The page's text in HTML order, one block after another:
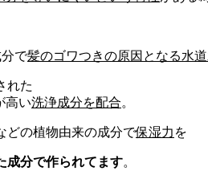
で髪のゴワつきの原因となる水
れた
高い洗浄成分を配合。
の植物由来の成分で保湿力 を
成分で作られてます。